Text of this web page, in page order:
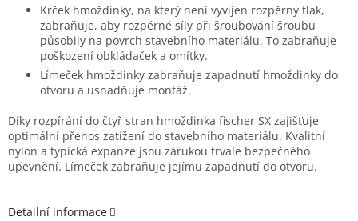
Krček hmoždinky, na který není vyvíjen rozpěrný tlak,
zabraňuje, aby rozpěrné síly při šroubování šroubu
působily na povrch stavebního materiálu. To zabraňuje
poškození obkládaček a omítky.
Límeček hmoždinky zabraňuje zapadnutí hmoždinky do
otvoru a usnadňuje montáž.
Díky rozpírání do čtyř stran hmoždinka fischer SX zajišťuje
optimální přenos zatížení do stavebního materiálu. Kvalitní
nylon a typická expanze jsou zárukou trvale bezpečného
upevnění. Límeček zabraňuje jejímu zapadnutí do otvoru.
Detailní informace